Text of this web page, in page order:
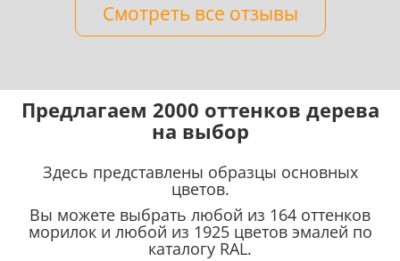
Смотреть все отзывы
Предлагаем 2000 оттенков дерева
на выбор
Здесь представлены образцы основных
цветов.
Вы можете выбрать любой из 164 оттенков
морилок и любой из 1925 цветов эмалей по
каталогу RAL.